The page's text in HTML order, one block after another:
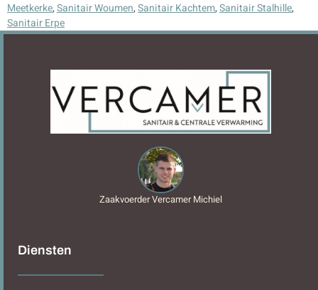
Meetkerke,Sanitair Woumen,Sanitair Kachtem,Sanitair Stalhille,
Sanitair Erpe
Zaakvoerder Vercamer Michiel
Diensten